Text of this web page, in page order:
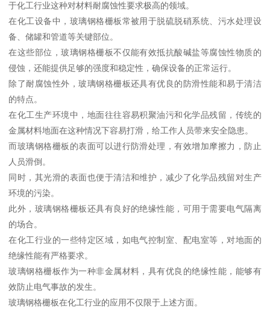
于化工行业这种对材料耐腐蚀性要求极高的领域。
在化工设备中，玻璃钢格栅板常被用于脱硫脱硝系统、污水处理设
备、储罐和管道等关键部位。
在这些部位，玻璃钢格栅板不仅能有效抵抗酸碱盐等腐蚀性物质的
侵蚀，还能提供足够的强度和稳定性，确保设备的正常运行。
除了耐腐蚀性外，玻璃钢格栅板还具有优良的防滑性能和易于清洁
的特点。
在化工生产环境中，地面往往容易积聚油污和化学品残留，传统的
金属材料地面在这种情况下容易打滑，给工作人员带来安全隐患。
而玻璃钢格栅板的表面可以进行防滑处理，有效增加摩擦力，防止
人员滑倒。
同时，其光滑的表面也便于清洁和维护，减少了化学品残留对生产
环境的污染。
此外，玻璃钢格栅板还具有良好的绝缘性能，可用于需要电气隔离
的场合。
在化工行业的一些特定区域，如电气控制室、配电室等，对地面的
绝缘性能有严格要求。
玻璃钢格栅板作为一种非金属材料，具有优良的绝缘性能，能够有
效防止电气事故的发生。
玻璃钢格栅板在化工行业的应用不仅限于上述方面。